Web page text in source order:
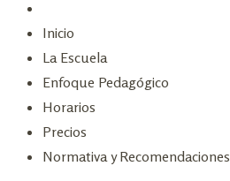
Inicio
La Escuela
Enfoque Pedagógico
Horarios
Precios
Normativa y Recomendaciones